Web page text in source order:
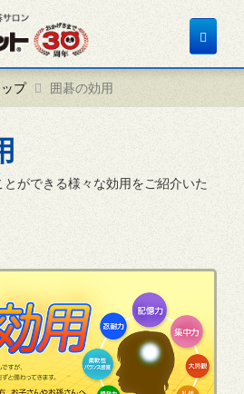
Toggle
プ 囲碁の効用
ができる様々な効用をご紹介いた